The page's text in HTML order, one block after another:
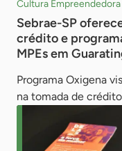
Cultura Empreendedora
Sebrae-SP
crédito e
MPEs em
Programa Oxigena
na tomada de